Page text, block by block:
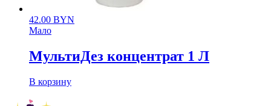
42.00 BYN
Мало
МультиДез концентрат 1 Л
В корзину